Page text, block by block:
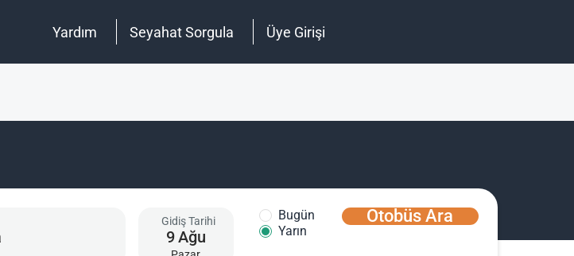
Yardım Seyahat Sorgula Üye Girişi
Gidiş Tarihi
9Ağu
Bugün
Yarın
Otobüs Ara